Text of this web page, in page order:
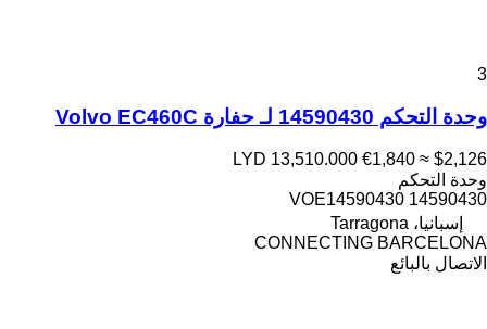
3
وحدة التحكم 14590430 لـ حفارة Volvo EC460C
LYD 13,510.000 €1,840 ≈ $2,126
وحدة التحكم
14590430 VOE14590430
إسبانيا، Tarragona
CONNECTING BARCELONA
الاتصال بالبائع